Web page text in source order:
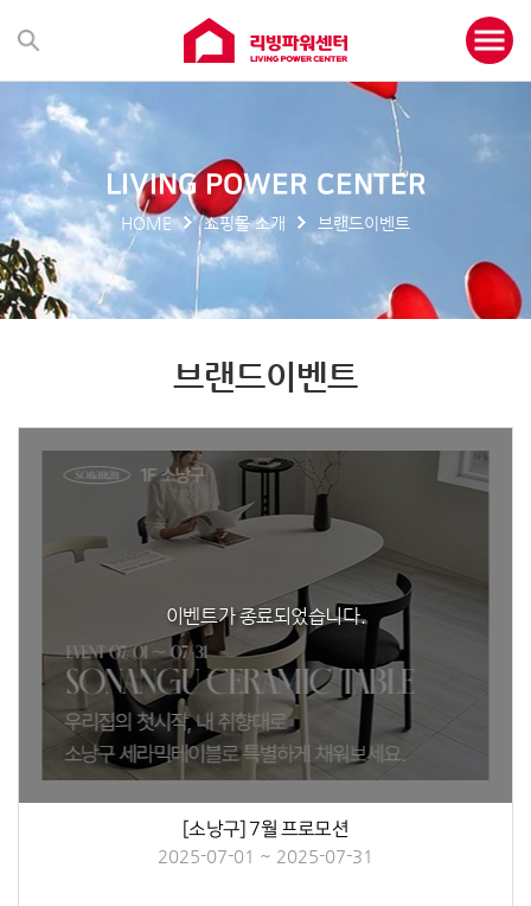
LIVING POWER CENTER
HOME 쇼핑몰 소개 브랜드이벤트
브랜드이벤트
이벤트가 종료되었습니다.
[소낭구] 7월 프로모션
2025-07-01 ~ 2025-07-31